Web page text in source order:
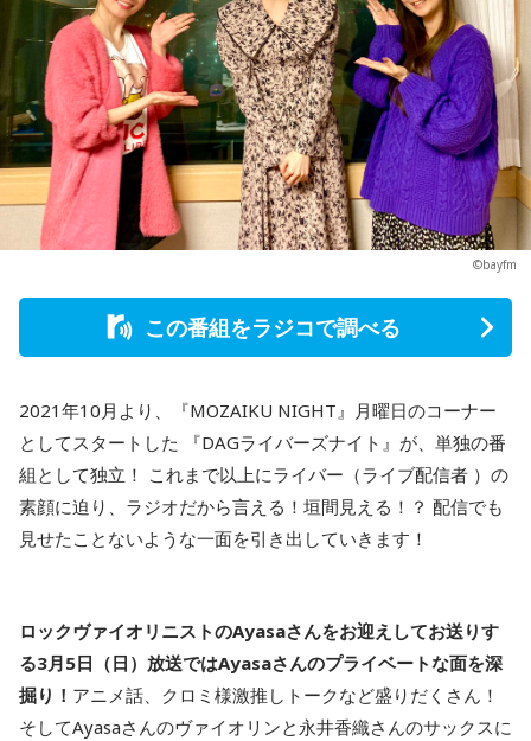
©bayfm
この番組をラジコで調べる
2021年10月より、『MOZAIKU NIGHT』月曜日のコーナー
としてスタートした 『DAGライバーズナイト』が、単独の番
組として独立！ これまで以上にライバー（ライブ配信者 ）の
素顔に迫り、ラジオだから言える！垣間見える！？ 配信でも
見せたことないような一面を引き出していきます！
ロックヴァイオリニストのAyasaさんをお迎えしてお送りす
る3月5日（日）放送ではAyasaさんのプライベートな面を深
掘り！ アニメ話、クロミ様激推しトークなど盛りだくさん！
そしてAyasaさんのヴァイオリンと永井香織さんのサックスに